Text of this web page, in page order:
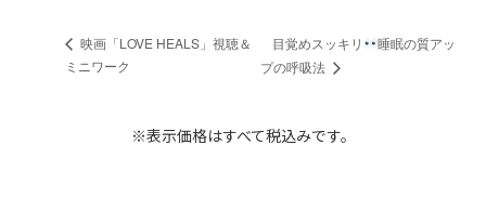
映画「LOVE HEALS」視聴＆
ミニワーク
目覚めスッキリ
睡眠の質アッ
プの呼吸法
※表示価格はすべて税込みです。